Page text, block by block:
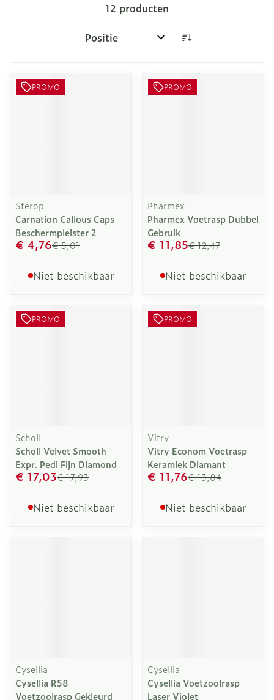
12 producten
Sorteer op:
PROMO
Sterop
Carnation Callous Caps
Beschermpleister 2
€ 5,01
€ 4,76
Niet beschikbaar
PROMO
Pharmex
Pharmex Voetrasp Dubbel
Gebruik
€ 12,47
€ 11,85
Niet beschikbaar
PROMO
Scholl
Scholl Velvet Smooth
Expr. Pedi Fijn Diamond
€ 17,93
€ 17,03
Niet beschikbaar
PROMO
Vitry
Vitry Econom Voetrasp
Keramiek Diamant
€ 13,84
€ 11,76
Niet beschikbaar
Cysellia
Cysellia R58
Voetzoolrasp Gekleurd
Cysellia
Cysellia Voetzoolrasp
Laser Violet